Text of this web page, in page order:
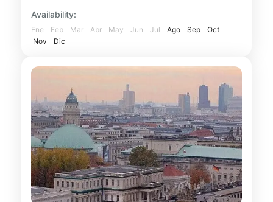
recorrido cultural desde Berlín. Durante
este tour conoceremos uno de los lugares
históricos...
Berlín
Availability:
Ene Feb Mar Abr May Jun Jul Ago Sep
Oct
Nov
Dic